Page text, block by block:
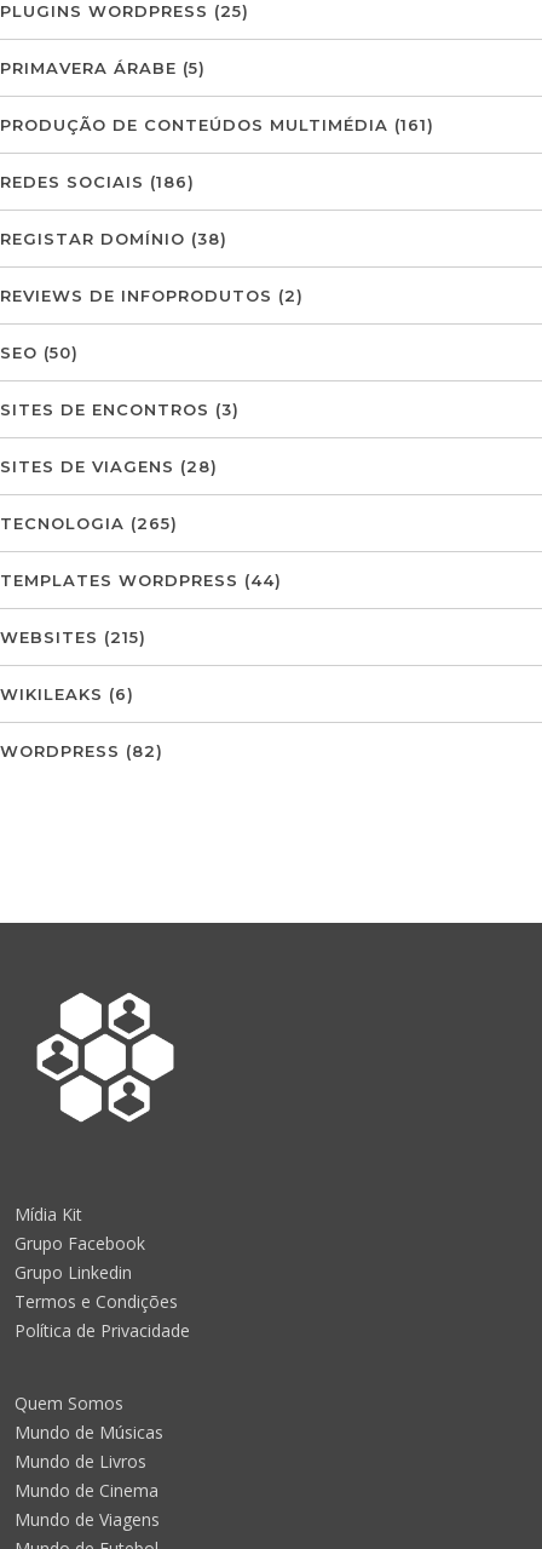
PLUGINS WORDPRESS (25)
PRIMAVERA ÁRABE (5)
PRODUÇÃO DE CONTEÚDOS MULTIMÉDIA (161)
REDES SOCIAIS (186)
REGISTAR DOMÍNIO (38)
REVIEWS DE INFOPRODUTOS (2)
SEO (50)
SITES DE ENCONTROS (3)
SITES DE VIAGENS (28)
TECNOLOGIA (265)
TEMPLATES WORDPRESS (44)
WEBSITES (215)
WIKILEAKS (6)
WORDPRESS (82)
Mídia Kit
Grupo Facebook
Grupo Linkedin
Termos e Condições
Política de Privacidade
Quem Somos
Mundo de Músicas
Mundo de Livros
Mundo de Cinema
Mundo de Viagens